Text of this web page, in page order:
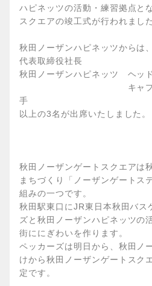
ハピネッツの活動・練習拠点と
スクエアの竣工式が行われました
秋田ノーザンハピネッツからは、
代表取締役社
秋田ノーザンハピネッツ ヘ
キャプテン #9
手
以上の3名が出席いたしました。
秋田ノーザンゲートスクエアは
まちづくり「ノーザンゲートス
組みの一つです。
秋田駅東口にJR東日本秋田バス
ズと秋田ノーザンハピネッツの
街ににぎわいを作ります。
ペッカーズは明日から、秋田ノ
けから秋田ノーザンゲートスク
定です。